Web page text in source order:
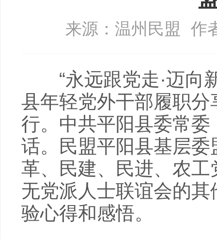
来源：温州民盟 作
“永远跟党走·迈向
县年轻党外干部履职
行。中共平阳县委常
话。民盟平阳县基层
革、民建、民进、农
无党派人士联谊会的
验心得和感悟。